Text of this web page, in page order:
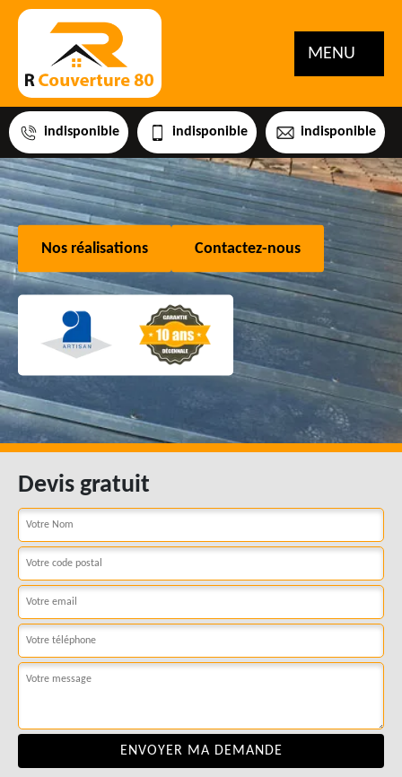
MENU
indisponible indisponible indisponible
Nos réalisations Contactez-nous
Devis gratuit